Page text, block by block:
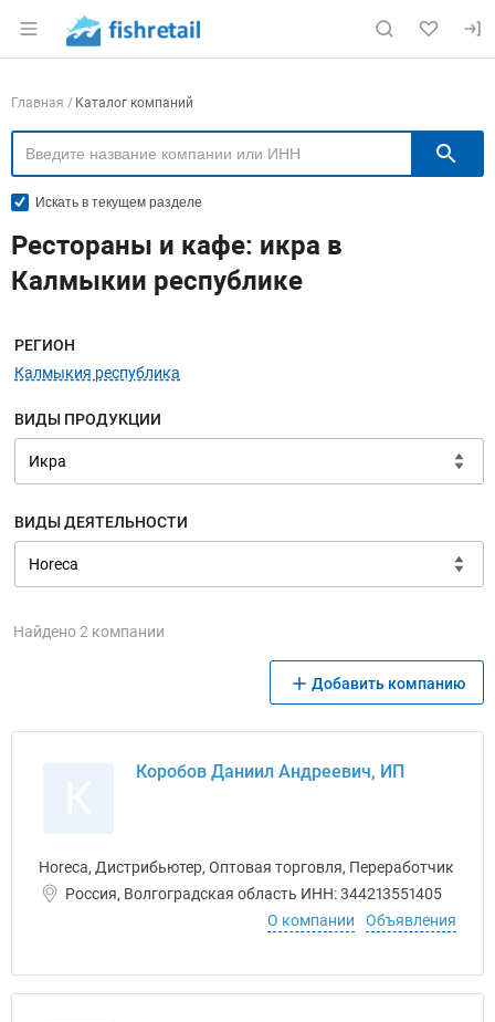
Раздел навигации по сайту fishretail.ru
Навигация по компаниям
Главная Каталог компаний
Искать в текущем разделе
Рестораны и кафе: икра в
Калмыкии республике
Меню навигации
РЕГИОН
Калмыкия республика
ВИДЫ ПРОДУКЦИИ
ВИДЫ ДЕЯТЕЛЬНОСТИ
Найдено 2 компании
Добавить компанию
Коробов Даниил Андреевич, ИП
Horeca, Дистрибьютер, Оптовая торговля, Переработчик
Россия, Волгоградская область ИНН: 344213551405
О компании
Объявления